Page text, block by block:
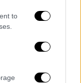
to
μπροστά
προς την
«Τώρα αυτό
το μάτι στο
στούντιο.